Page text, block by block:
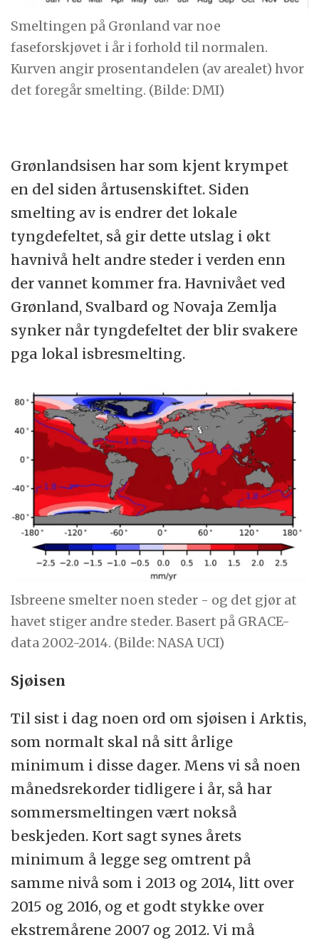
Smeltingen på Grønland var noe
faseforskjøvet i år i forhold til normalen.
Kurven angir prosentandelen (av arealet) hvor
det foregår smelting. (Bilde: DMI)
Grønlandsisen har som kjent krympet
en del siden årtusenskiftet. Siden
smelting av is endrer det lokale
tyngdefeltet, så gir dette utslag i økt
havnivå helt andre steder i verden enn
der vannet kommer fra. Havnivået ved
Grønland, Svalbard og Novaja Zemlja
synker når tyngdefeltet der blir svakere
pga lokal isbresmelting.
Isbreene smelter noen steder - og det gjør at
havet stiger andre steder. Basert på GRACE-
data 2002-2014. (Bilde: NASA UCI)
Sjøisen
Til sist i dag noen ord om sjøisen i Arktis,
som normalt skal nå sitt årlige
minimum i disse dager. Mens vi så noen
månedsrekorder tidligere i år, så har
sommersmeltingen vært nokså
beskjeden. Kort sagt synes årets
minimum å legge seg omtrent på
samme nivå som i 2013 og 2014, litt over
2015 og 2016, og et godt stykke over
ekstremårene 2007 og 2012. Vi må